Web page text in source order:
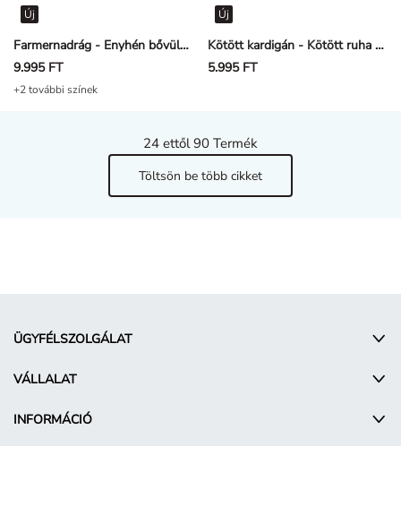
Farmernadrág - Enyhén bővülő fazon - Sötétkék
Új
9.995 FT
+2 további színek
Kötött kardigán - Kötött ruha - barna
Új
5.995 FT
24 ettől 90 Termék
Töltsön be több cikket
ÜGYFÉLSZOLGÁLAT
VÁLLALAT
INFORMÁCIÓ